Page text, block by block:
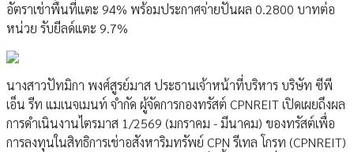
อัตราเช่าพื้นที่แตะ 94% พร้อมประกาศจ่ายปันผล 0.2800 บาทต่อ
หน่วย รับยีลด์แตะ 9.7%
นางสาวปัทมิกา พงศ์สูรย์มาส ประธานเจ้าหน้าที่บริหาร บริษัท ซีพี
เอ็น รีท แมเนจเมนท์ จำกัด ผู้จัดการกองทรัสต์ CPNREIT เปิดเผยถึงผล
การดำเนินงานไตรมาส 1/2569 (มกราคม - มีนาคม) ของทรัสต์เพื่อ
การลงทุนในสิทธิการเช่าอสังหาริมทรัพย์ CPN รีเทล โกรท (CPNREIT)